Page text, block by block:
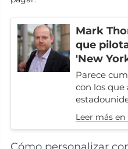
Mark
que
'New
Parece
con los
Leer más